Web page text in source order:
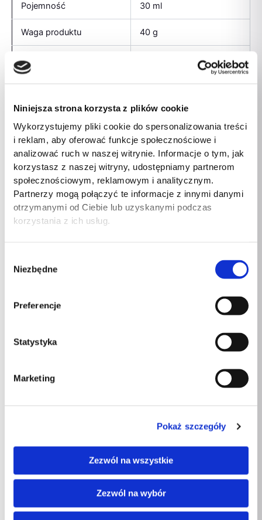
Niniejsza strona korzysta z plików cookie
Wykorzystujemy pliki cookie do spersonalizowania treści
i reklam, aby oferować funkcje społecznościowe i
analizować ruch w naszej witrynie. Informacje o tym, jak
korzystasz z naszej witryny, udostępniamy partnerom
społecznościowym, reklamowym i analitycznym.
Partnerzy mogą połączyć te informacje z innymi danymi
otrzymanymi od Ciebie lub uzyskanymi podczas
korzystania z ich usług.
zgody
Niezbędne
Preferencje
Statystyka
Marketing
Pokaż szczegóły
Zezwól na wszystkie
Zezwól na wybór
Pojemność 30 ml
Waga produktu 40 g
Kategoria
Kategoria Dla kota
Kategoria Dla ptaków
Specyficzne potrzeby
zwierzęcia
Gojenie ran
Zalecane dla rodzaju
zwierząt
Wszystkie zwierzęta
Kategoria produktu
Szerokość